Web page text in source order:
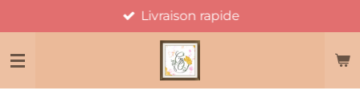
au
contenu
Livraison rapide